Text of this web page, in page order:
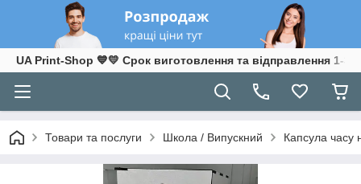
UA Print-Shop ​💙💛 Срок виготовлення та відправлення 1-3
Товари та послуги Школа / Випускний Капсула часу